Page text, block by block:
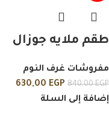
طقم ملايه جوزال
مفروشات غرف النوم
840,00EGP
630,00 EGP
إضافة إلى السلة